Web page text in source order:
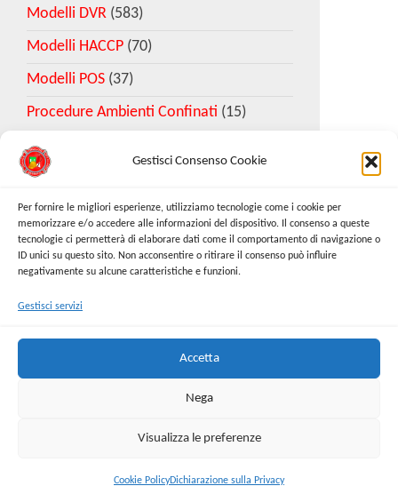
Gestisci Consenso Cookie
Per fornire le migliori esperienze, utilizziamo tecnologie come i cookie per
memorizzare e/o accedere alle informazioni del dispositivo. Il consenso a queste
tecnologie ci permetterà di elaborare dati come il comportamento di navigazione o
ID unici su questo sito. Non acconsentire o ritirare il consenso può influire
negativamente su alcune caratteristiche e funzioni.
Gestisci servizi
Accetta
Nega
Visualizza le preferenze
Cookie PolicyDichiarazione sulla Privacy
Modelli DVR (583)
Modelli HACCP (70)
Modelli POS (37)
Procedure Ambienti Confinati (15)
Richiedi Modello
Store